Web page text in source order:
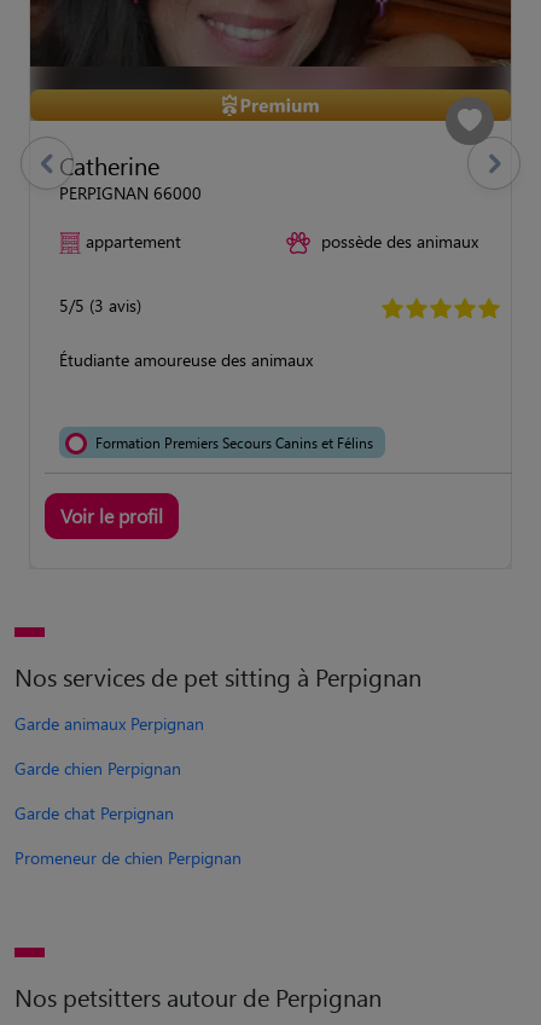
Catherine
PERPIGNAN 66000
appartement possède des animaux
5/5 (3 avis)
Étudiante amoureuse des animaux
Formation Premiers Secours Canins et Félins
Voir le profil
previous Suivant
Nos services de pet sitting à Perpignan
Garde animaux Perpignan
Garde chien Perpignan
Garde chat Perpignan
Promeneur de chien Perpignan
Nos petsitters autour de Perpignan